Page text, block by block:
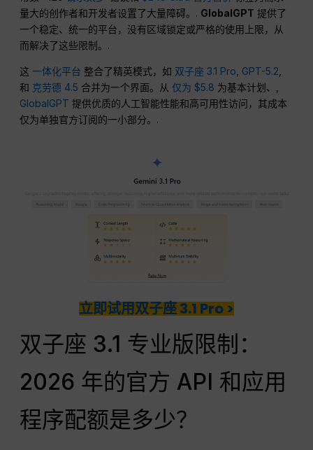
量大的创作者和开发者设置了大量障碍。. GlobalGPT 提供了
一个稳定、统一的平台，没有区域锁定或严格的使用上限，从
而解决了这些限制。.
这一体化平台 整合了精英模式，如 双子座 3.1 Pro GPT-5.2
和 克劳德 4.5 合并为一个界面。从仅为 $5.8 为基本计划、,
GlobalGPT 提供优质的人工智能性能和高可用性访问，其成本
仅为单独官方订阅的一小部分。.
立即试用双子座 3.1 Pro >
双子座 3.1 专业版限制：
2026 年的官方 API 和应用
程序配额是多少？